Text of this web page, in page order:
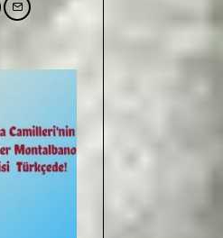
Email